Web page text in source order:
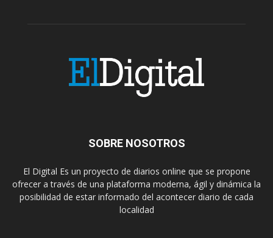
SOBRE NOSOTROS
El Digital Es un proyecto de diarios online que se propone
ofrecer a través de una plataforma moderna, ágil y dinámica la
posibilidad de estar informado del acontecer diario de cada
localidad